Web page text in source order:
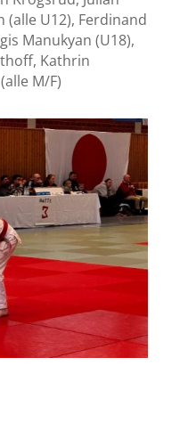
U12), Ferdinand
Manukyan (U18),
Kathrin
M/F)